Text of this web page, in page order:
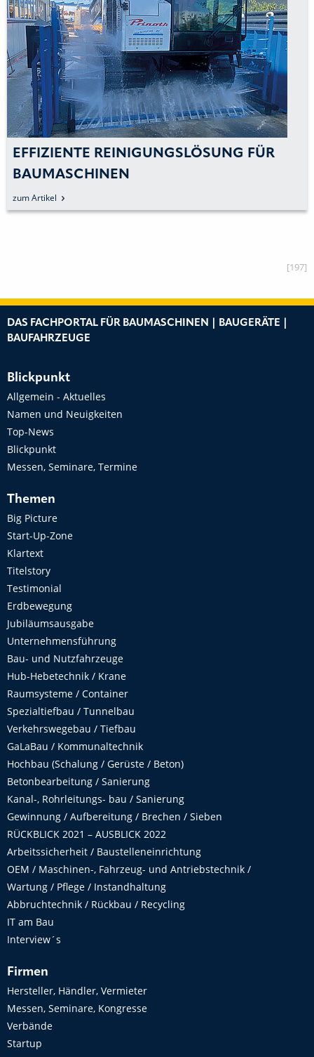
EFFIZIENTE REINIGUNGSLÖSUNG FÜR
BAUMASCHINEN
zum Artikel
[197]
DAS FACHPORTAL FÜR BAUMASCHINEN | BAUGERÄTE |
BAUFAHRZEUGE
Blickpunkt
Allgemein - Aktuelles
Namen und Neuigkeiten
Top-News
Blickpunkt
Messen, Seminare, Termine
Themen
Big Picture
Start-Up-Zone
Klartext
Titelstory
Testimonial
Erdbewegung
Jubiläumsausgabe
Unternehmensführung
Bau- und Nutzfahrzeuge
Hub-Hebetechnik / Krane
Raumsysteme / Container
Spezialtiefbau / Tunnelbau
Verkehrswegebau / Tiefbau
GaLaBau / Kommunaltechnik
Hochbau (Schalung / Gerüste / Beton)
Betonbearbeitung / Sanierung
Kanal-, Rohrleitungs- bau / Sanierung
Gewinnung / Aufbereitung / Brechen / Sieben
RÜCKBLICK 2021 – AUSBLICK 2022
Arbeitssicherheit / Baustelleneinrichtung
OEM / Maschinen-, Fahrzeug- und Antriebstechnik /
Wartung / Pflege / Instandhaltung
Abbruchtechnik / Rückbau / Recycling
IT am Bau
Interview´s
Firmen
Hersteller, Händler, Vermieter
Messen, Seminare, Kongresse
Verbände
Startup